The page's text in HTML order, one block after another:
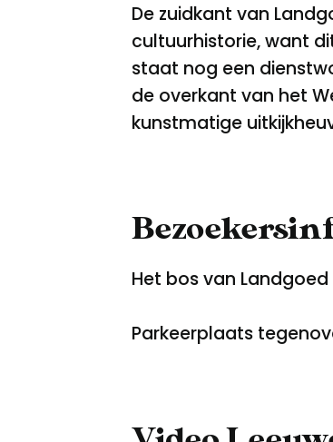
De zuidkant van
cultuurhistorie, want
staat nog een
de overkant van het
kunstmatige
Het bos van
Parkeerplaats